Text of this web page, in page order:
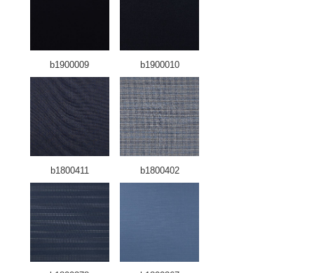
b1900009 b1900010
b1800411 b1800402